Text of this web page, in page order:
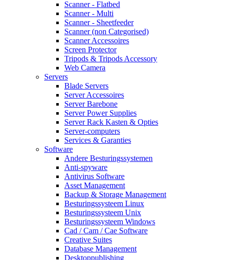
Scanner - Flatbed
Scanner - Multi
Scanner - Sheetfeeder
Scanner (non Categorised)
Scanner Accessoires
Screen Protector
Tripods & Tripods Accessory
Web Camera
Servers
Blade Servers
Server Accessoires
Server Barebone
Server Power Supplies
Server Rack Kasten & Opties
Server-computers
Services & Garanties
Software
Andere Besturingssystemen
Anti-spyware
Antivirus Software
Asset Management
Backup & Storage Management
Besturingssysteem Linux
Besturingssysteem Unix
Besturingssysteem Windows
Cad / Cam / Cae Software
Creative Suites
Database Management
Desktoppublishing